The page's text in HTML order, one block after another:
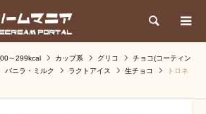
検索
～299kcal カップ系 グリコ
チョコ(コーティン
バニラ・ミルク ラクトアイス 生チョコ
トロネ